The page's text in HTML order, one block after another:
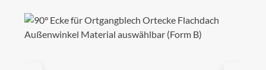
Bildergalerie überspringen